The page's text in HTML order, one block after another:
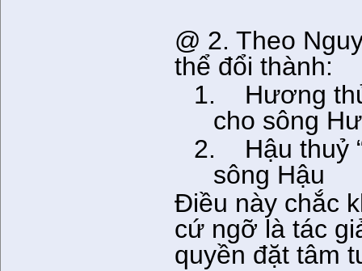
@ 2. Theo
thể đổi thành:
1.
Hương
cho sông
2.
Hậu thuỷ
sông Hậu
Điều này chắc
cứ ngỡ là tác
quyền đặt tâm